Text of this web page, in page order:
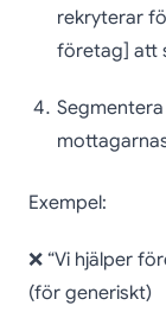
rekryterar
företag] att
Exempel:
❌ “Vi hjälper
(för generiskt)